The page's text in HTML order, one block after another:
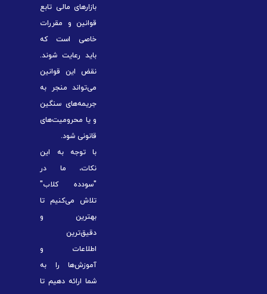
بازارهای مالی تابع
قوانین و مقررات
خاصی است که
باید رعایت شوند.
نقض این قوانین
می‌تواند منجر به
جریمه‌های سنگین
و یا محرومیت‌های
قانونی شود.
با توجه به این
نکات، ما در
"سودده کلاب"
تلاش می‌کنیم تا
بهترین و
دقیق‌ترین
اطلاعات و
آموزش‌ها را به
شما ارائه دهیم تا